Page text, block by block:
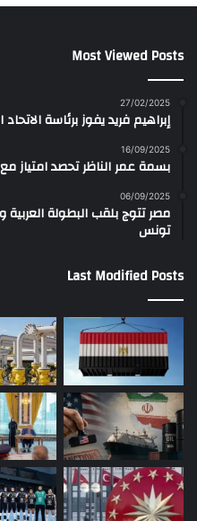
Most Viewed Posts
27/02/2025
إبراهيم فريد يفوز برئاسة الاتحاد
16/09/2025
بسمة عمر الناظر تحصد امتياز
06/09/2025
مصر تتوج بلقب البطولة العربية
تونس
Last Modified Posts